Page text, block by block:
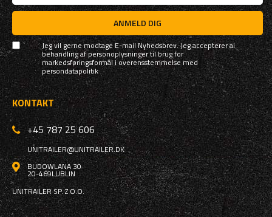
ANMELD DIG
Jeg vil gerne modtage E-mail Nyhedsbrev. Jeg accepterer al
behandling af personoplysninger til brug for
markedsføringsformål i overensstemmelse med
persondatapolitik
KONTAKT
+45 787 25 606
UNITRAILER@UNITRAILER.DK
BUDOWLANA 30
20-469LUBLIN
UNITRAILER SP. Z O.O.